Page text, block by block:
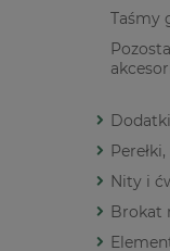
Taśmy
Nity i
Brokat